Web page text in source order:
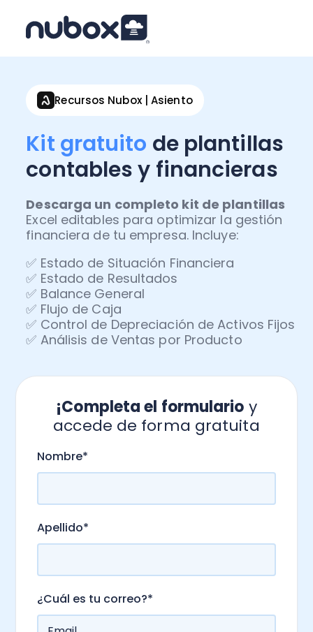
Recursos Nubox | Asiento
Kit gratuito de plantillas
contables y financieras
Descarga un completo kit de plantillas
Excel editables para optimizar la gestión
financiera de tu empresa. Incluye:
✅ Estado de Situación Financiera
✅ Estado de Resultados
✅ Balance General
✅ Flujo de Caja
✅ Control de Depreciación de Activos Fijos
✅ Análisis de Ventas por Producto
¡Completa el formulario y
accede de forma gratuita
Nombre*
Apellido*
¿Cuál es tu correo?*